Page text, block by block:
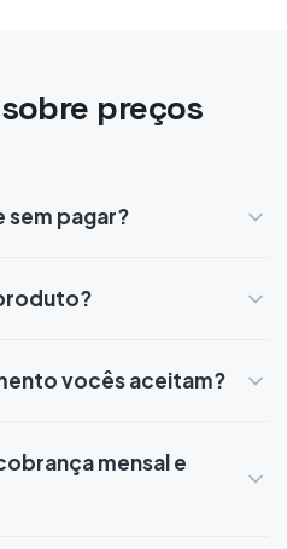
preços
sem pagar?
vocês aceitam?
mensal e